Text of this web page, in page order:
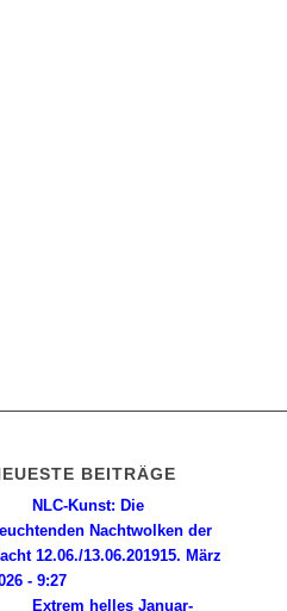
BEITRÄGE
NLC-Kunst: Die
Nachtwolken der
12.06./13.06.201915. März
- 9:27
Extrem helles Januar-